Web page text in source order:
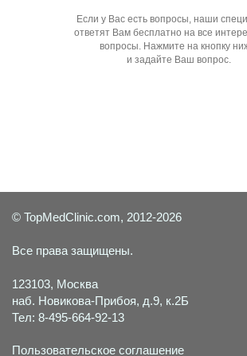
Если у Вас есть вопросы, наши
ответят Вам бесплатно на все
вопросы. Нажмите на кнопку
и задайте Ваш вопрос.
© TopMedClinic.com, 2012-2026
Все права защищены.
123103, Москва
наб. Новикова-Прибоя, д.9, к.2Б
Тел: 8-495-664-92-13
Пользовательское соглашение